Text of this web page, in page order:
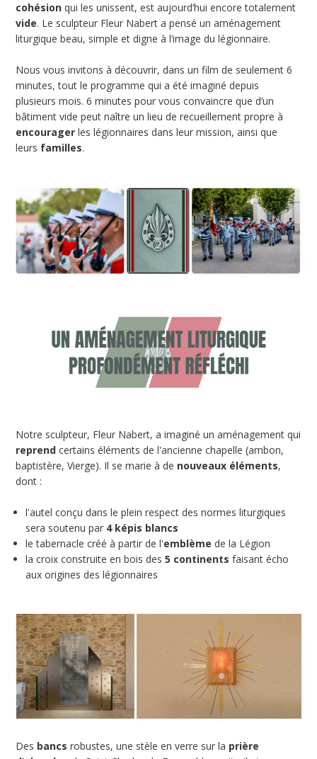
cohésion qui les unissent, est aujourd’hui encore totalement
vide. Le sculpteur Fleur Nabert a pensé un aménagement
liturgique beau, simple et digne à l’image du légionnaire.
Nous vous invitons à découvrir, dans un film de seulement 6
minutes, tout le programme qui a été imaginé depuis
plusieurs mois. 6 minutes pour vous convaincre que d’un
bâtiment vide peut naître un lieu de recueillement propre à
encourager les légionnaires dans leur mission, ainsi que
leurs familles.
Notre sculpteur, Fleur Nabert, a imaginé un aménagement qui
reprend certains éléments de l'ancienne chapelle (ambon,
baptistère, Vierge). Il se marie à de nouveaux éléments,
dont :
l'autel conçu dans le plein respect des normes liturgiques
sera soutenu par 4 képis blancs
le tabernacle créé à partir de l'emblème de la Légion
la croix construite en bois des 5 continents faisant écho
aux origines des légionnaires
Des bancs robustes, une stèle en verre sur la prière